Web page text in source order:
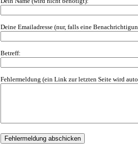
Deine Emailadresse (nur, falls eine
Betreff:
Fehlermeldung (ein Link zur letzten Seite wird
Fehlermeldung abschicken